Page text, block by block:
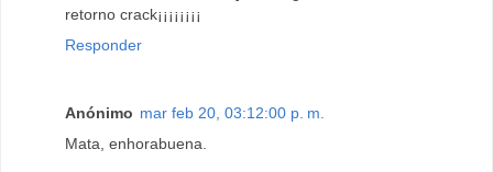
retorno crack¡¡¡¡¡¡¡¡
Responder
Anónimo mar feb 20, 03:12:00 p. m.
Mata, enhorabuena.